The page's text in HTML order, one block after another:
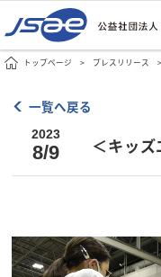
トップページ プレスリリース
一覧へ戻る
＜キッ
2023
8/9